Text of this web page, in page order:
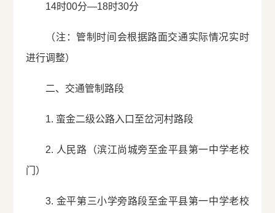
14时00分—18时30分
（注：管制时间会根据路面交通实际情况实时
进行调整）
二、交通管制路段
1. 蛮金二级公路入口至岔河村路段
2. 人民路（滨江尚城旁至金平县第一中学老校
门）
3. 金平第三小学旁路段至金平县第一中学老校